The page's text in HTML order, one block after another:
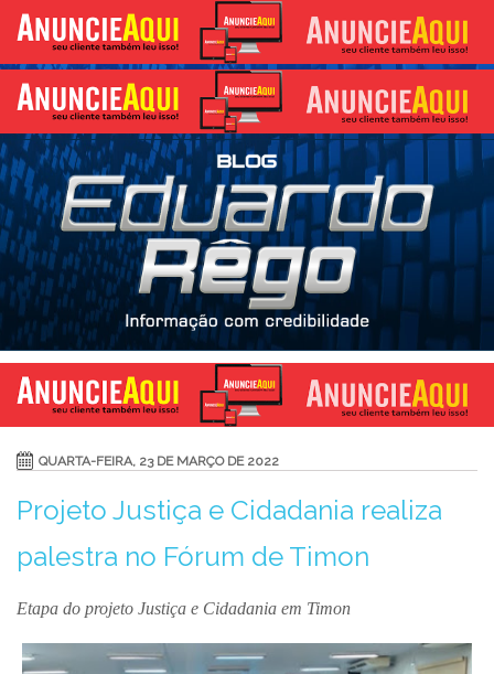
QUARTA-FEIRA, 23 DE MARÇO DE 2022
Projeto Justiça e Cidadania realiza
palestra no Fórum de Timon
Etapa do projeto Justiça e Cidadania em Timon